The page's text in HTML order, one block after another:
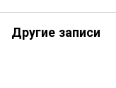
Другие записи